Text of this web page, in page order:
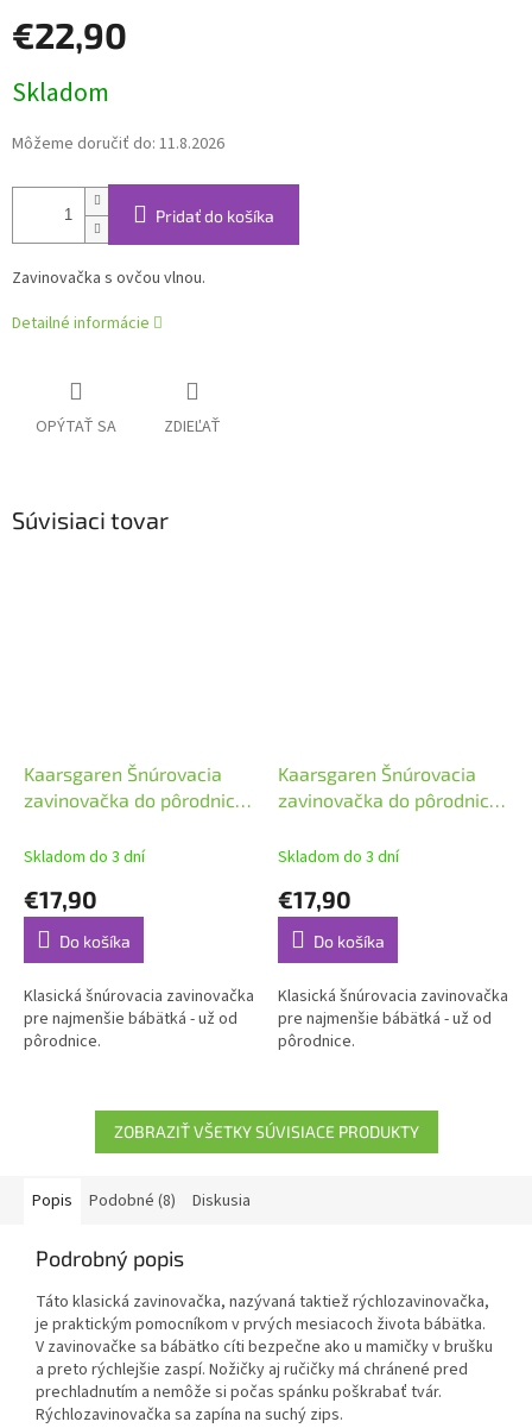
€22,90
cena:
Skladom
Môžeme doručiť do: 11.8.2026
Pridať do košíka
Zavinovačka s ovčou vlnou.
Detailné informácie
OPÝTAŤ SA ZDIEĽAŤ
Súvisiaci tovar
Kaarsgaren Šnúrovacia
zavinovačka do pôrodnice
Skladom do 3 dní
€17,90
Do košíka
Klasická šnúrovacia zavinovačka
pre najmenšie bábätká - už od
pôrodnice.
Kaarsgaren Šnúrovacia
zavinovačka do pôrodnice
Skladom do 3 dní
€17,90
Do košíka
Klasická šnúrovacia zavinovačka
pre najmenšie bábätká - už od
pôrodnice.
ZOBRAZIŤ VŠETKY SÚVISIACE PRODUKTY
Popis Podobné (8) Diskusia
Podrobný popis
Táto klasická zavinovačka, nazývaná taktiež rýchlozavinovačka,
je praktickým pomocníkom v prvých mesiacoch života bábätka.
V zavinovačke sa bábätko cíti bezpečne ako u mamičky v brušku
a preto rýchlejšie zaspí. Nožičky aj ručičky má chránené pred
prechladnutím a nemôže si počas spánku poškrabať tvár.
Rýchlozavinovačka sa zapína na suchý zips.